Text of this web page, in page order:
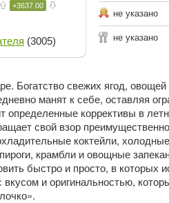
+3637.00
(3005)
не указано
не указано
Богатство свежих ягод,
манят к себе, оставляя
определенные коррективы в
свой взор
коктейли,
крамбли и овощные
быстро и просто, в которых
вкусом и оригинальностью,